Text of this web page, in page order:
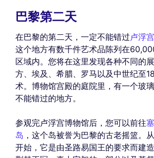
巴黎第二天
在巴黎的第二天，一定不能错过卢浮
这个地方有数千件艺术品陈列在
区域内。您将在这里发现各种不同的
方、埃及、希腊、罗马以及中世纪至
术。博物馆宫殿的庭院里，有一个玻
不能错过的地方。
参观完卢浮宫博物馆后，您可以前往
岛 ，这个岛被誉为巴黎的古老摇篮。
开始，它是由圣路易国王的要求而建